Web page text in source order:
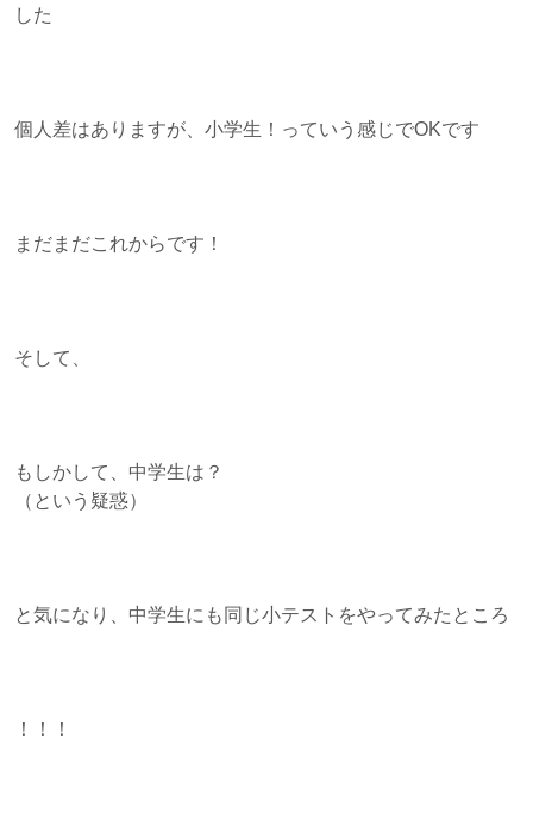
した
個人差はありますが、小学生！っていう感じでOKです
まだまだこれからです！
そして、
もしかして、中学生は？
（という疑惑）
と気になり、中学生にも同じ小テストをやってみたところ
！！！